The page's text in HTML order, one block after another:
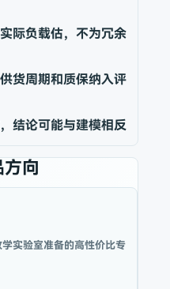
际负载估，不为冗余
货周期和质保纳入评
结论可能与建模相反
向
实验室准备的高性价比专